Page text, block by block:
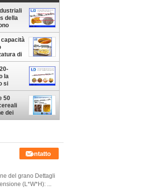
della
capacità
di
la
si
prima
50
dei
Contatto
del grano Dettagli
(L*W*H): ...